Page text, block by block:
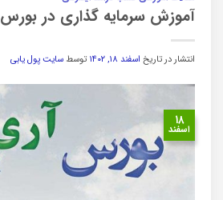
آموزش سرمایه گذاری در بورس
انتشار در تاریخ اسفند ۱۸, ۱۴۰۲ توسط سایت پول یابی
۱۸
اسفند